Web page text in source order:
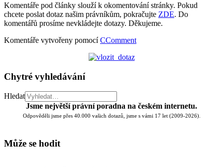
Komentáře pod články slouží k okomentování stránky. Pokud
chcete poslat dotaz našim právníkům, pokračujte ZDE. Do
komentářů prosíme nevkládejte dotazy. Děkujeme.
Komentáře vytvořeny pomocíCComment
Chytré vyhledávání
Hledat
Jsme největší právní poradna na českém internetu.
Odpověděli jsme přes 40.000 vašich dotazů, jsme s vámi 17 let (2009-2026).
Může se hodit